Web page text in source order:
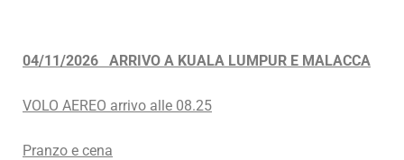
04/11/2026 ARRIVO A KUALA LUMPUR E MALACCA
VOLO AEREO arrivo alle 08.25
Pranzo e cena